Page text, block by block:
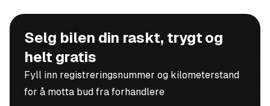
Selg bilen din raskt, trygt og
helt gratis
Fyll inn registreringsnummer og kilometerstand
for å motta bud fra forhandlere